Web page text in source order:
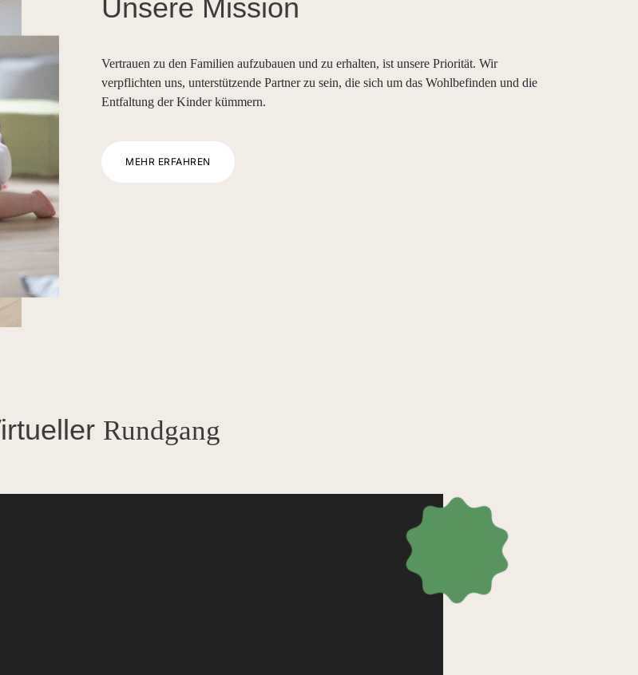
Unsere Mission
Vertrauen zu den Familien aufzubauen und zu erhalten, ist unsere Priorität. Wir
verpflichten uns, unterstützende Partner zu sein, die sich um das Wohlbefinden und die
Entfaltung der Kinder kümmern.
MEHR ERFAHREN
Rundgang